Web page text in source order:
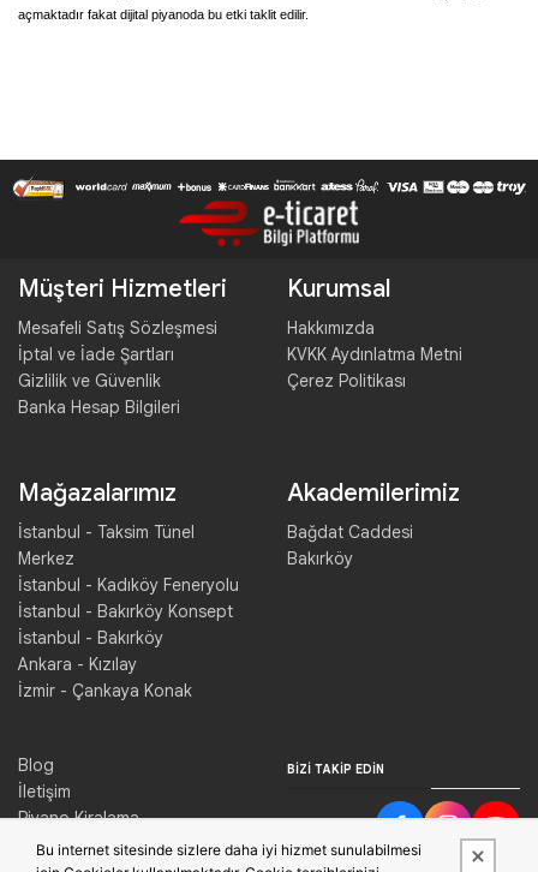
açmaktadır fakat dijital piyanoda bu etki taklit edilir.
Müşteri Hizmetleri
Mesafeli Satış Sözleşmesi
İptal ve İade Şartları
Gizlilik ve Güvenlik
Banka Hesap Bilgileri
Kurumsal
Hakkımızda
KVKK Aydınlatma Metni
Çerez Politikası
Mağazalarımız
İstanbul - Taksim Tünel
Merkez
İstanbul - Kadıköy Feneryolu
İstanbul - Bakırköy Konsept
İstanbul - Bakırköy
Ankara - Kızılay
İzmir - Çankaya Konak
Akademilerimiz
Bağdat Caddesi
Bakırköy
Blog
İletişim
Piyano Kiralama
Konser Salonu Kiralama
BIZI TAKIP EDIN
Bu internet sitesinde sizlere daha iyi hizmet sunulabilmesi